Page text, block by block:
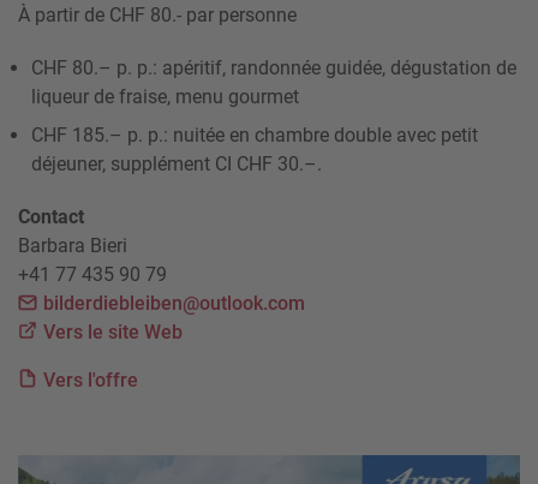
À partir de CHF 80.- par personne
CHF 80.– p. p.: apéritif, randonnée guidée, dégustation de
liqueur de fraise, menu gourmet
CHF 185.– p. p.: nuitée en chambre double avec petit
déjeuner, supplément CI CHF 30.–.
Contact
Barbara Bieri
+41 77 435 90 79
bilderdiebleiben@outlook.com
Vers le site Web
Vers l'offre